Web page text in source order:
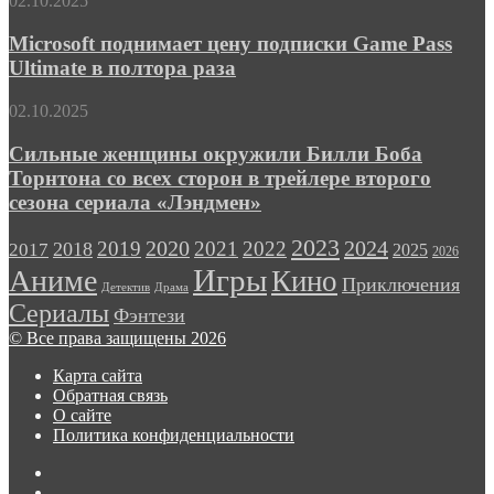
инди-
цену
подписки
Game
Ultimate
полтора
раза
Microsoft поднимает цену подписки Game Pass
Ultimate в полтора раза
Сильные
окружили
Билли
Боба
Торнтона
всех
сторон
в
трейлере
второго
сезона
сериала
«Лэндмен»
02.10.2025
Сильные женщины окружили Билли Боба
Торнтона со всех сторон в трейлере второго
сезона сериала «Лэндмен»
2017 2018 2019 2020 2021 2022 2023 2024 2025 2026
Аниме Детектив Драма ИгрыКино Приключения
Сериалы Фэнтези
© Все права защищены 2026
Карта сайта
Обратная связь
О сайте
Политика конфиденциальности